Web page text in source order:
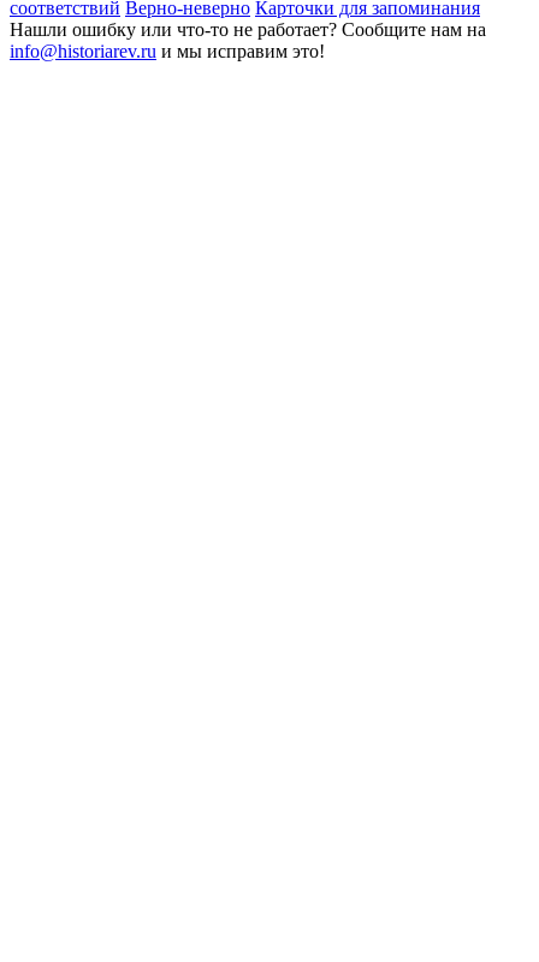
соответствий Верно-неверно Карточки для запоминания
Нашли ошибку или что-то не работает? Сообщите нам на
info@historiarev.ru и мы исправим это!